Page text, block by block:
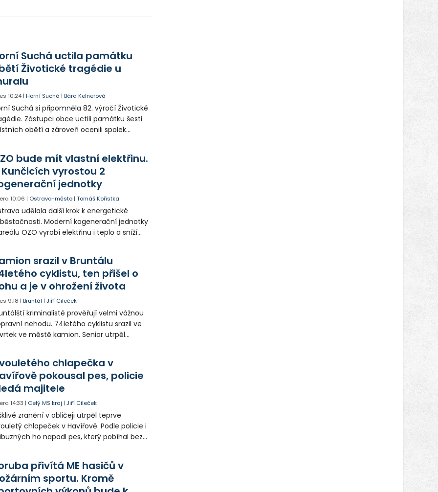
nejen pro potřebné profese, ale také
Suchá uctila památku
Životické tragédie u
10:24 |Horní Suchá |Bára Kelnerová
Suchá si připomněla 82. výročí Životické
Zástupci obce uctili památku šesti
obětí a zároveň ocenili spolek
bude mít vlastní elektřinu.
Kunčicích vyrostou 2
jednotky
10:06 | Ostrava-město |Tomáš Kořistka
udělala další krok k energetické
Moderní kogenerační jednotky
OZO vyrobí elektřinu i teplo a sníží
srazil v Bruntálu
cyklistu, ten přišel o
a je v ohrožení života
9:18 |Bruntál |Jiří Cileček
kriminalisté prověřují velmi vážnou
nehodu. 74letého cyklistu srazil ve
ve městě kamion. Senior utrpěl
letecky přepraven do nemocnice. Policie
případné svědky.chlapečka v
pokousal pes, policie
majitele
14:33 | Celý MS kraj |Jiří Cileček
zranění v obličeji utrpěl teprve
chlapeček v Havířově. Podle policie i
ho napadl pes, který pobíhal bez
Případem už se zabývá policie, která
psa hledá.
přivítá ME hasičů v
sportu. Kromě